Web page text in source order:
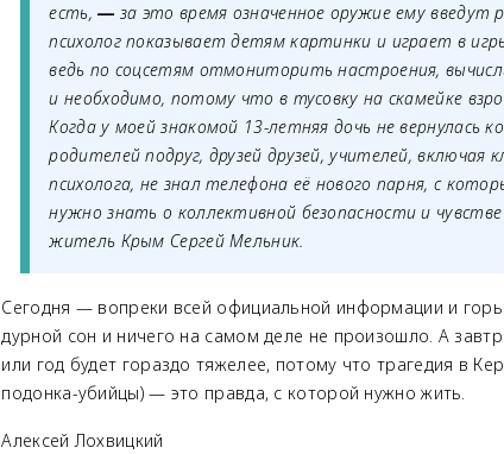
есть,—за это время означенное оружие ему
психолог показывает детям картинки и играет в
ведь по соцсетям отмониторить настроения,
и необходимо, потому что в тусовку на скамейке
Когда у моей знакомой 13-летняя дочь не вернулась
родителей подруг, друзей друзей, учителей, включая
психолога, не знал телефона её нового парня, с
нужно знать о коллективной безопасности и
житель Крым Сергей Мельник.
Сегодня — вопреки всей официальной информации и
дурной сон и ничего на самом деле не произошло. А
или год будет гораздо тяжелее, потому что трагедия в
подонка-убийцы) — это правда, с которой нужно жить.
Алексей Лохвицкий